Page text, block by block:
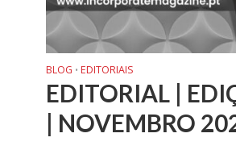
BLOG • EDITORIAIS
EDITORIAL |
| NOVEMBRO